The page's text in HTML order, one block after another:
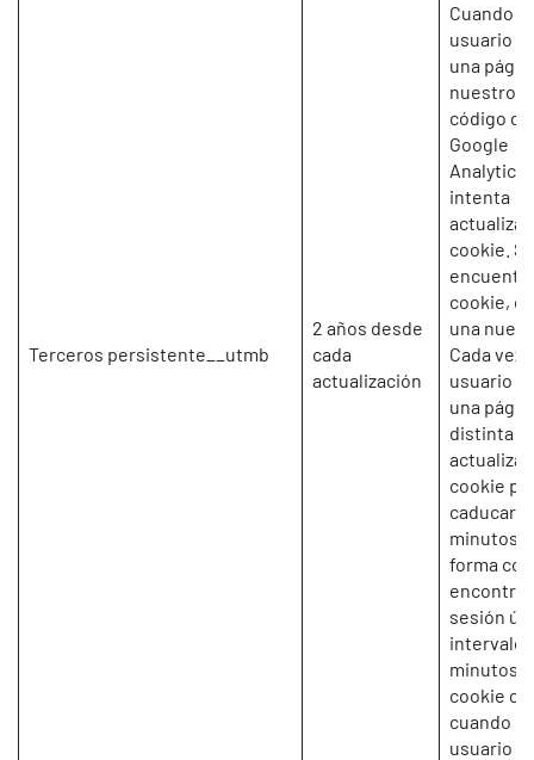
Terceros persistente__utmb
2 años desde
cada
actualización
Cuando
usuario
una
nuestro
código de
Google
Analytics
intenta
cookie. Si
cookie,
una
Cada vez
usuario
una
distinta
actualiza
cookie
caducar a
minutos,
forma
sesión
minutos.
cookie
cuando
usuario